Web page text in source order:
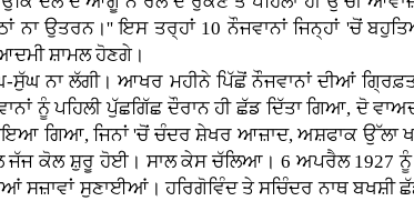
ਨਾ ਉਤਰਨ।'' ਇਸ ਤਰ੍ਹਾਂ 10 ਨੌਜਵਾਨਾਂ ਜਿਨ੍ਹਾਂ 'ਚੋਂ
ਸ਼ਾਮਲ ਹੋਣਗੇ।
ਨਾ ਲੱਗੀ। ਆਖਰ ਮਹੀਨੇ ਪਿੱਛੋਂ ਨੌਜਵਾਨਾਂ ਦੀਆਂ
ਨੂੰ ਪਹਿਲੀ ਪੁੱਛਗਿੱਛ ਦੌਰਾਨ ਹੀ ਛੱਡ ਦਿੱਤਾ ਗਿਆ, ਦੋ
ਗਿਆ, ਜਿਨਾਂ 'ਚੋਂ ਚੰਦਰ ਸ਼ੇਖਰ ਆਜ਼ਾਦ, ਅਸ਼ਫਾਕ ਉੱਲਾ
ਕੋਲ ਸ਼ੁਰੂ ਹੋਈ। ਸਾਲ ਕੇਸ ਚੱਲਿਆ। 6 ਅਪਰੈਲ 1927 ਨੂੰ
ਸਜ਼ਾਵਾਂ ਸੁਣਾਈਆਂ। ਹਰਿਗੋਵਿੰਦ ਤੇ ਸਚਿੰਦਰ ਨਾਥ ਬਖਸ਼ੀ